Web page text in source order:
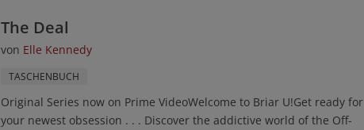
The Deal
von Elle Kennedy
TASCHENBUCH
Original Series now on Prime VideoWelcome to Briar U!Get ready for
your newest obsession . . . Discover the addictive world of the Off-